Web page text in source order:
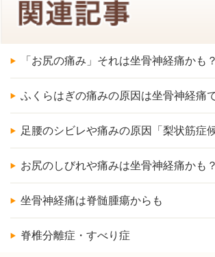
「お尻の痛み」それは坐骨神経痛かも？
ふくらはぎの痛みの原因は坐骨神経痛
足腰のシビレや痛みの原因「梨状筋症
お尻のしびれや痛みは坐骨神経痛かも？
坐骨神経痛は脊髄腫瘍からも
脊椎分離症・すべり症